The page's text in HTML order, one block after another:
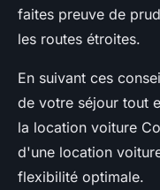
faites preuve de
les routes étroites.
En suivant ces
de votre séjour tout
la location voiture
d'une location
flexibilité optimale.